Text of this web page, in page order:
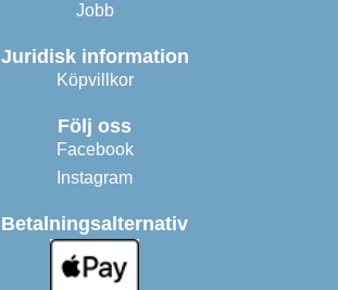
Jobb
Juridisk information
Köpvillkor
Följ oss
Facebook
Instagram
Betalningsalternativ